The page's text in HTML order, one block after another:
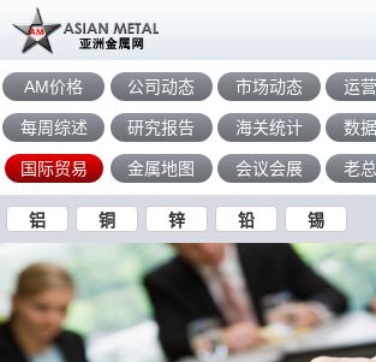
AM价格 公司动态 市场动态 运
每周综述 研究报告 海关统计 数
国际贸易 金属地图 会议会展 老
铝 铜 锌 铅 锡